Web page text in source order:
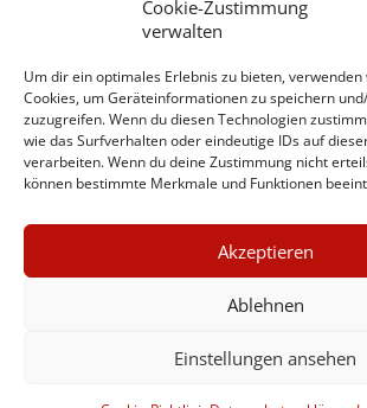
Cookie-Zustimmung
verwalten
Um dir ein optimales Erlebnis zu bieten,
Cookies, um Geräteinformationen zu speichern
zuzugreifen. Wenn du diesen Technologien
wie das Surfverhalten oder eindeutige IDs auf
verarbeiten. Wenn du deine Zustimmung nicht
können bestimmte Merkmale und Funktionen
Akzeptieren
Ablehnen
Einstellungen ansehen
Mehr
© Copyright Hintergrund.de,
Zum Newsletter jetzt
anmelden
erscheint ca. alle 4
×